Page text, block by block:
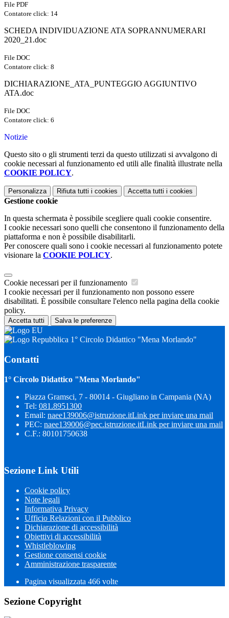
File PDF
Contatore click: 14
SCHEDA INDIVIDUAZIONE ATA SOPRANNUMERARI
2020_21.doc
File DOC
Contatore click: 8
DICHIARAZIONE_ATA_PUNTEGGIO AGGIUNTIVO
ATA.doc
File DOC
Contatore click: 6
Notizie
Questo sito o gli strumenti terzi da questo utilizzati si avvalgono di
cookie necessari al funzionamento ed utili alle finalità illustrate nella
COOKIE POLICY.
Personalizza Rifiuta tutti i cookies Accetta tutti i cookies
Gestione cookie
In questa schermata è possibile scegliere quali cookie consentire.
I cookie necessari sono quelli che consentono il funzionamento della
piattaforma e non è possibile disabilitarli.
Per conoscere quali sono i cookie necessari al funzionamento potete
visionare la COOKIE POLICY.
Cookie necessari per il funzionamento
I cookie necessari per il funzionamento non possono essere
disabilitati. È possibile consultare l'elenco nella pagina della cookie
policy.
Accetta tutti Salva le preferenze
1° Circolo Didattico "Mena Morlando"
Contatti
1° Circolo Didattico "Mena Morlando"
Piazza Gramsci, 7 - 80014 - Giugliano in Campania (NA)
Tel: 081.8951300
Email: naee139006@istruzione.itLink per inviare una mail
PEC: naee139006@pec.istruzione.itLink per inviare una mail
C.F.: 80101750638
Sezione Link Utili
Cookie policy
Note legali
Informativa Privacy
Ufficio Relazioni con il Pubblico
Dichiarazione di accessibilità
Obiettivi di accessibilità
Whistleblowing
Gestione consensi cookie
Amministrazione trasparente
Pagina visualizzata 466 volte
Sezione Copyright